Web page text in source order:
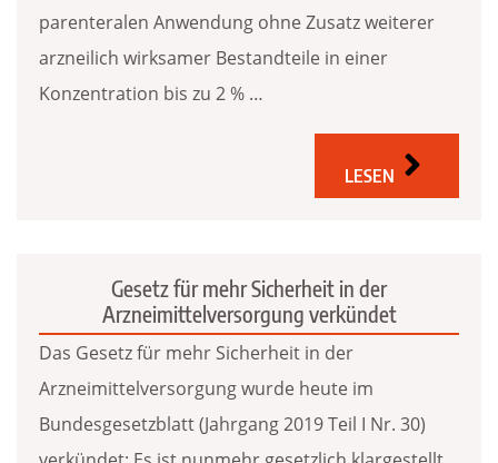
parenteralen Anwendung ohne Zusatz weiterer
arzneilich wirksamer Bestandteile in einer
Konzentration bis zu 2 % …
LESEN
Gesetz für mehr Sicherheit in der
Arzneimittelversorgung verkündet
Das Gesetz für mehr Sicherheit in der
Arzneimittelversorgung wurde heute im
Bundesgesetzblatt (Jahrgang 2019 Teil I Nr. 30)